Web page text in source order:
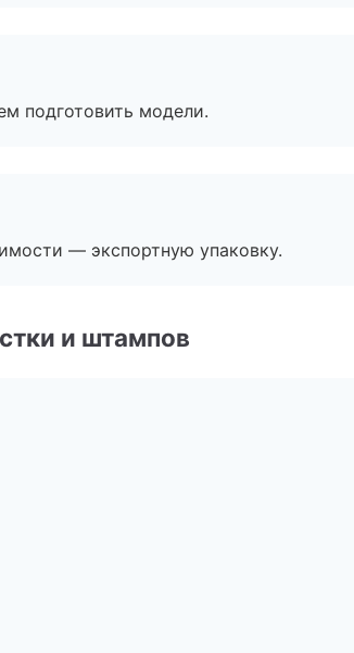
подготовить модели.
— экспортную упаковку.
и штампов